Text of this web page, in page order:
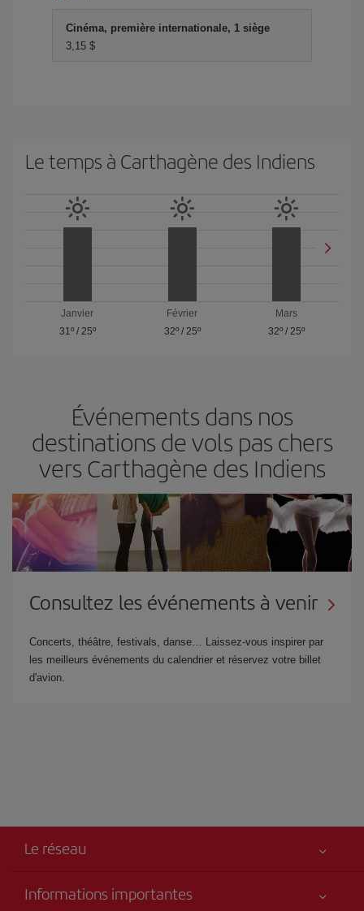
Cinéma, première internationale, 1 siège
3,15 $
Le temps à Carthagène des Indiens
Janvier
31º/ 25º
Février
32º/ 25º
Mars
32º /25º
Événements dans nos
destinations de vols pas chers
vers Carthagène des Indiens
Consultez les événements à venir
Concerts, théâtre, festivals, danse… Laissez-vous inspirer par
les meilleurs événements du calendrier et réservez votre billet
d'avion.
Le réseau
Informations importantes